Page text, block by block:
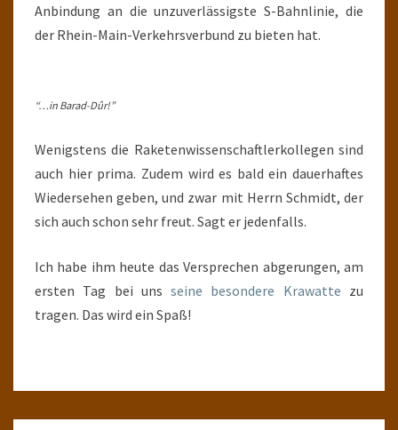
Anbindung an die unzuverlässigste S-Bahnlinie, die
der Rhein-Main-Verkehrsverbund zu bieten hat.
“…in Barad-Dûr!”
Wenigstens die Raketenwissenschaftlerkollegen sind
auch hier prima. Zudem wird es bald ein dauerhaftes
Wiedersehen geben, und zwar mit Herrn Schmidt, der
sich auch schon sehr freut. Sagt er jedenfalls.
Ich habe ihm heute das Versprechen abgerungen, am
ersten Tag bei unsseine besondere Krawatte zu
tragen. Das wird ein Spaß!